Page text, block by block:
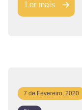
Ler mais
7 de Fevereiro, 2020